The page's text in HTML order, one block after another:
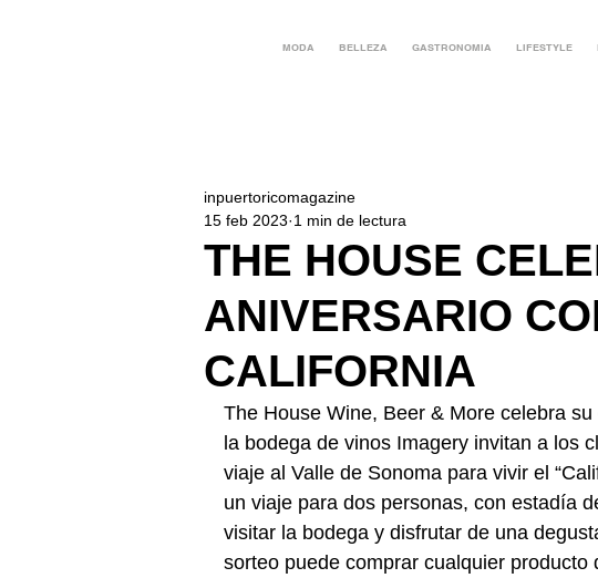
MODA BELLEZA GASTRONOMIA LIFESTYLE
THE HOUSE
ANIVERSARIO
CALIFORNIA
inpuertoricomagazine
15 feb 2023 1 min de lectura
The House Wine, Beer & More celebra
la bodega de vinos Imagery invitan a los
viaje al Valle de Sonoma para vivir el
un viaje para dos personas, con estadía
visitar la bodega y disfrutar de una
sorteo puede comprar cualquier